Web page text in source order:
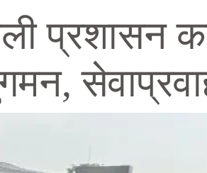
प्रशासन